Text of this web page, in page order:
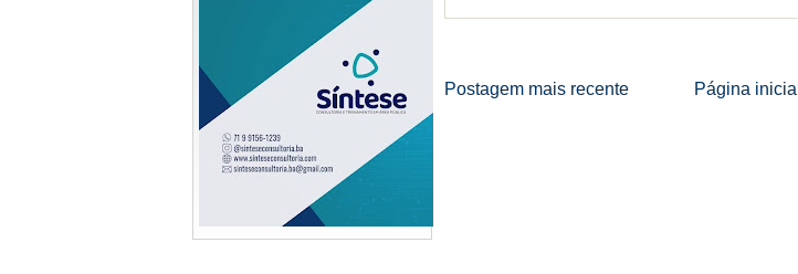
Postagem mais recente Página inicial